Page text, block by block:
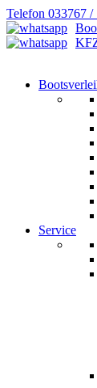
Telefon 033767
Service